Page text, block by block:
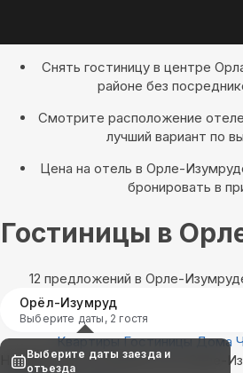
Снять гостиницу в центре
районе без
Смотрите расположение
лучший вариант по
Цена на отель в Орле-
бронировать в
Гостиницы в
12 предложений в Орле-
Орёл-Изумруд
Выберите даты, 2 гостя
Квартиры Гостиницы Дома
Найдём, где остановиться в Орле-
Выберите даты заезда и
отъезда